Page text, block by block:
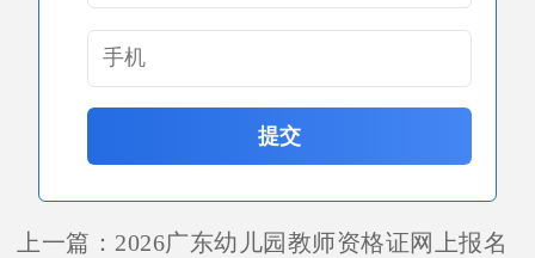
提交
上一篇： 2026广东幼儿园教师资格证网上报名